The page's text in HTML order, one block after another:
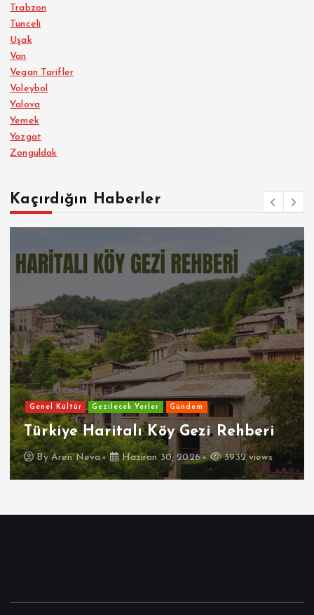
Trabzon
Tunceli
Uşak
Van
Vegan Tarifler
Voleybol
Yalova
Yemek
Yozgat
Zonguldak
Kaçırdığın Haberler
Genel Kültür Gezilecek Yerler Gündem
Türkiye Haritalı Köy Gezi Rehberi
ByAren Neva Haziran 30, 2026 3932 views